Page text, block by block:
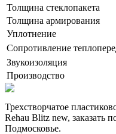
Толщина стеклопакета
Толщина армирования
Уплотнение
Сопротивление
Звукоизоляция
Производство
Трехстворчатое
Rehau Blitz new, заказать
Подмосковье.